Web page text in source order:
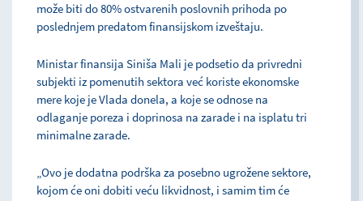
može biti do 80% ostvarenih poslovnih prihoda po
poslednjem predatom finansijskom izveštaju.
Ministar finansija Siniša Mali je podsetio da privredni
subjekti iz pomenutih sektora već koriste ekonomske
mere koje je Vlada donela, a koje se odnose na
odlaganje poreza i doprinosa na zarade i na isplatu tri
minimalne zarade.
„Ovo je dodatna podrška za posebno ugrožene sektore,
kojom će oni dobiti veću likvidnost, i samim tim će